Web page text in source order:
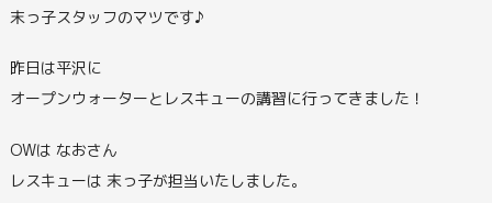
末っ子スタッフのマツです♪
昨日は平沢に
オープンウォーターとレスキューの講習に行ってきました！
OWは なおさん
レスキューは 末っ子が担当いたしました。